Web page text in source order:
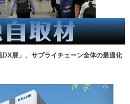
DX展」、サプライチェーン全体の最適化